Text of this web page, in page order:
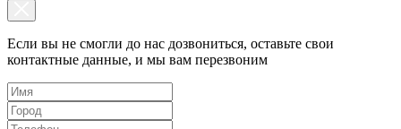
Если вы не смогли до нас дозвониться, оставьте свои
контактные данные, и мы вам перезвоним